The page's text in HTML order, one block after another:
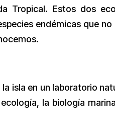
Tropical. Estos dos
endémicas que
isla en un laboratorio
la biología